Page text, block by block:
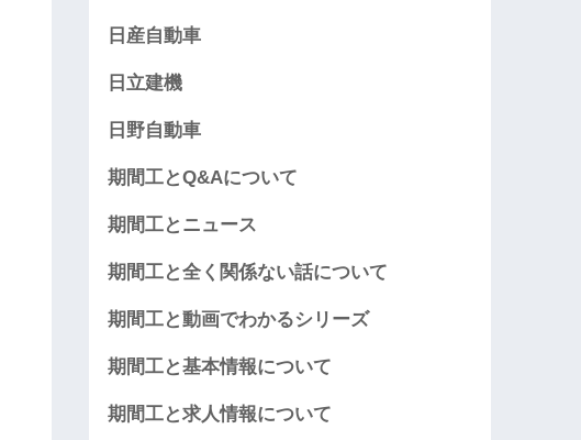
日産自動車
日立建機
日野自動車
期間工とQ&Aについて
期間工とニュース
期間工と全く関係ない話について
期間工と動画でわかるシリーズ
期間工と基本情報について
期間工と求人情報について